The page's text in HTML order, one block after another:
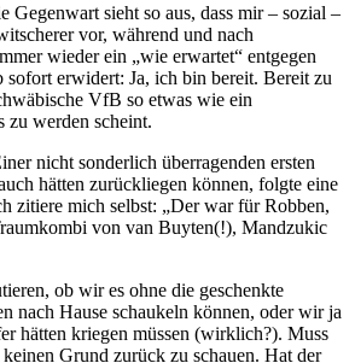
Gegenwart sieht so aus, dass mir – sozial –
vor, während und nach
wieder ein „wie erwartet“ entgegen
sofort erwidert: Ja, ich bin bereit. Bereit zu
VfB so etwas wie ein
zu werden scheint.
nicht sonderlich überragenden ersten
hätten zurückliegen können, folgte eine
zitiere mich selbst: „Der war für Robben,
von van Buyten(!), Mandzukic
ob wir es ohne die geschenkte
nach Hause schaukeln können, oder wir ja
hätten kriegen müssen (wirklich?). Muss
Grund zurück zu schauen. Hat der